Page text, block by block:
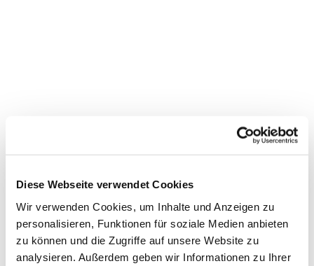
Diese Webseite verwendet Cookies
Wir verwenden Cookies, um Inhalte und Anzeigen zu
personalisieren, Funktionen für soziale Medien anbieten
zu können und die Zugriffe auf unsere Website zu
analysieren. Außerdem geben wir Informationen zu Ihrer
Dies könnte Sie auch interessieren